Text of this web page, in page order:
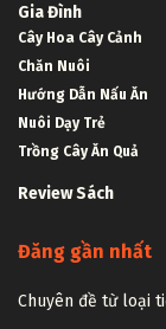
Gia Đình
Cây Hoa Cây Cảnh
Chăn Nuôi
Hướng Dẫn Nấu Ăn
Nuôi Dạy Trẻ
Trồng Cây Ăn Quả
Review Sách
Đăng gần nhất
Chuyên đề từ loại